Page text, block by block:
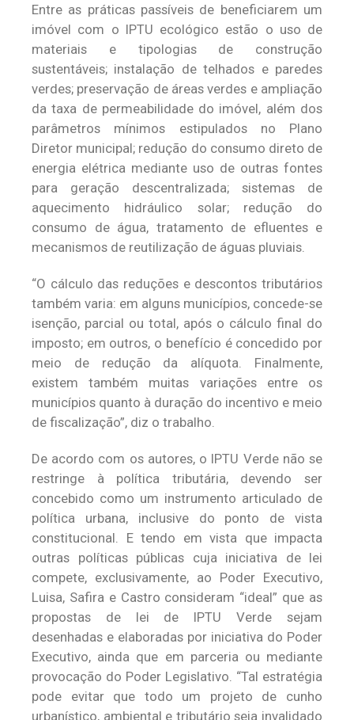
Entre as práticas passíveis de beneficiarem um
imóvel com o IPTU ecológico estão o uso de
materiais e tipologias de construção
sustentáveis; instalação de telhados e paredes
verdes; preservação de áreas verdes e ampliação
da taxa de permeabilidade do imóvel, além dos
parâmetros mínimos estipulados no Plano
Diretor municipal; redução do consumo direto de
energia elétrica mediante uso de outras fontes
para geração descentralizada; sistemas de
aquecimento hidráulico solar; redução do
consumo de água, tratamento de efluentes e
mecanismos de reutilização de águas pluviais.
“O cálculo das reduções e descontos tributários
também varia: em alguns municípios, concede-se
isenção, parcial ou total, após o cálculo final do
imposto; em outros, o benefício é concedido por
meio de redução da alíquota. Finalmente,
existem também muitas variações entre os
municípios quanto à duração do incentivo e meio
de fiscalização”, diz o trabalho.
De acordo com os autores, o IPTU Verde não se
restringe à política tributária, devendo ser
concebido como um instrumento articulado de
política urbana, inclusive do ponto de vista
constitucional. E tendo em vista que impacta
outras políticas públicas cuja iniciativa de lei
compete, exclusivamente, ao Poder Executivo,
Luisa, Safira e Castro consideram “ideal” que as
propostas de lei de IPTU Verde sejam
desenhadas e elaboradas por iniciativa do Poder
Executivo, ainda que em parceria ou mediante
provocação do Poder Legislativo. “Tal estratégia
pode evitar que todo um projeto de cunho
urbanístico, ambiental e tributário seja invalidado